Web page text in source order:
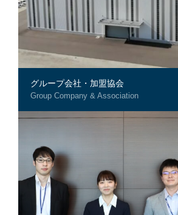
グループ会社・加盟協会
Group Company & Association